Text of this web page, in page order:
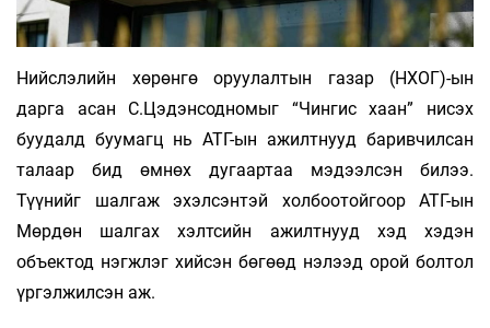
Нийслэлийн хөрөнгө оруулалтын газар (НХОГ)-ын
дарга асан С.Цэдэнсодномыг “Чингис хаан” нисэх
буудалд буумагц нь АТГ-ын ажилтнууд баривчилсан
талаар бид өмнөх дугаартаа мэдээлсэн билээ.
Түүнийг шалгаж эхэлсэнтэй холбоотойгоор АТГ-ын
Мөрдөн шалгах хэлтсийн ажилтнууд хэд хэдэн
объектод нэгжлэг хийсэн бөгөөд нэлээд орой болтол
үргэлжилсэн аж.